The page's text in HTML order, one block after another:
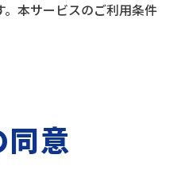
本サービスのご利用条件
意